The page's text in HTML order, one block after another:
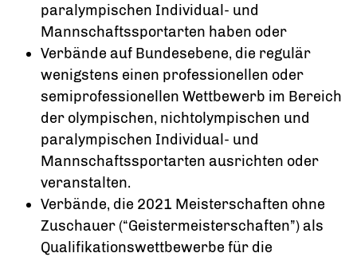
paralympischen Individual- und
Mannschaftssportarten haben oder
Verbände auf Bundesebene, die regulär
wenigstens einen professionellen oder
semiprofessionellen Wettbewerb im Bereich
der olympischen, nichtolympischen und
paralympischen Individual- und
Mannschaftssportarten ausrichten oder
veranstalten.
Verbände, die 2021 Meisterschaften ohne
Zuschauer (“Geistermeisterschaften”) als
Qualifikationswettbewerbe für die